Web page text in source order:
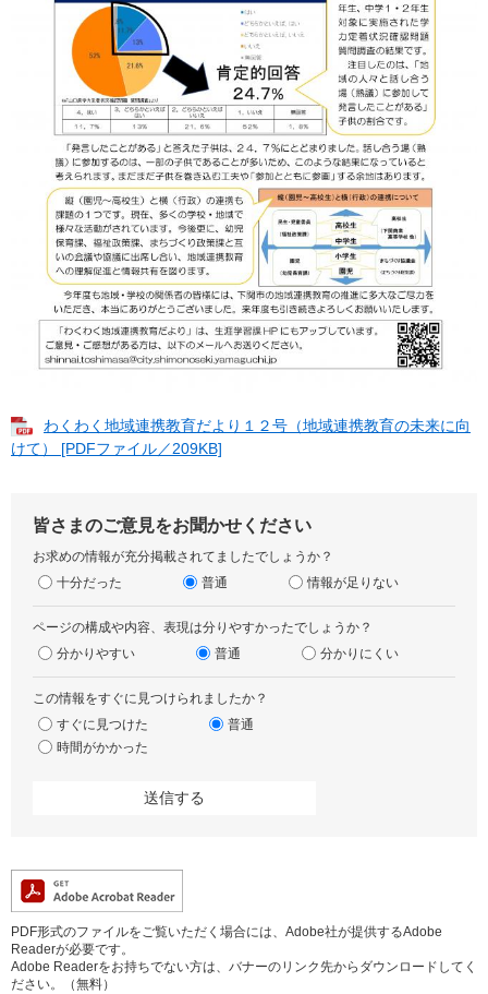
わくわく地域連携教育だより１２号（地域連携教育の未来に向
けて） [PDFファイル／209KB]
皆さまのご意見をお聞かせください
お求めの情報が充分掲載されてましたでしょうか？
十分だった
普通 情報が足りない
ページの構成や内容、表現は分りやすかったでしょうか？
分かりやすい
普通 分かりにくい
この情報をすぐに見つけられましたか？
すぐに見つけた
普通
時間がかかった
PDF形式のファイルをご覧いただく場合には、Adobe社が提供するAdobe
Readerが必要です。
Adobe Readerをお持ちでない方は、バナーのリンク先からダウンロードしてく
ださい。（無料）